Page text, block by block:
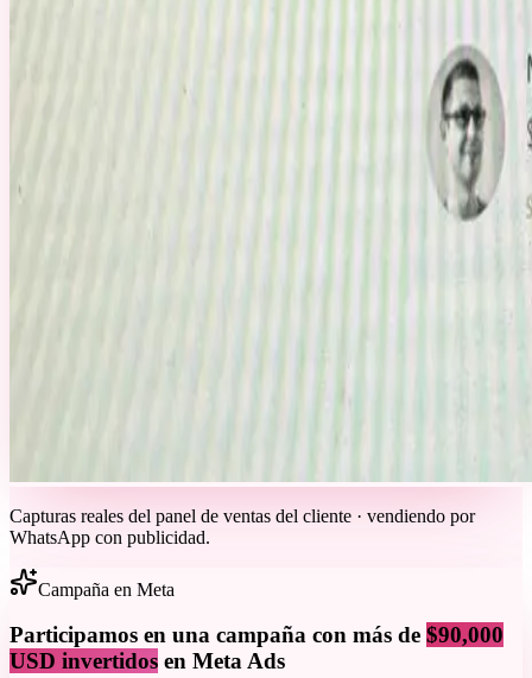
Capturas reales del panel de ventas del cliente · vendiendo por
WhatsApp con publicidad.
Campaña en Meta
Participamos en una campaña con más de $90,000
USD invertidos en Meta Ads